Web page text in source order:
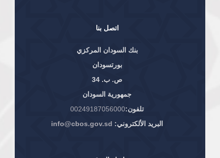
اتصل بنا
بنك السودان المركزي
بورتسودان
ص. ب. 34
جمهورية السودان
تلفون:00249187056000
البريد الألكتروني: info@cbos.gov.sd